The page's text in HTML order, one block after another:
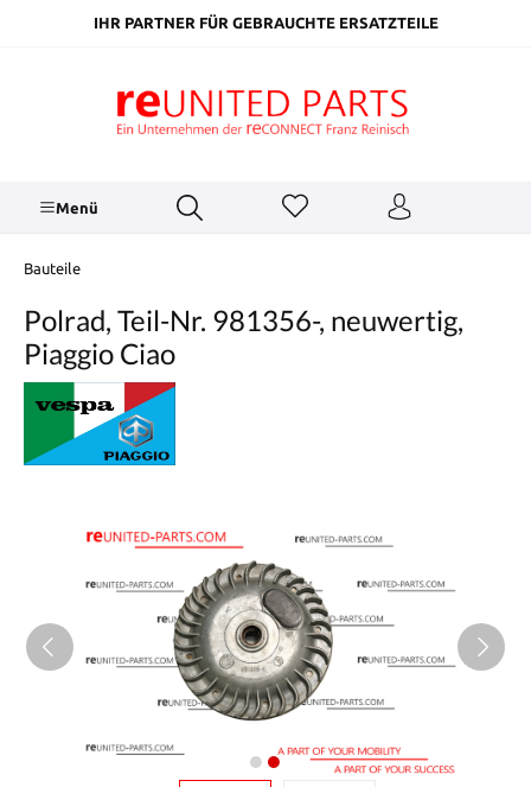
springenIHR PARTNER FÜR GEBRAUCHTE ERSATZTEILE
Menü
Bauteile
Polrad, Teil-Nr. 981356-, neuwertig,
Piaggio Ciao